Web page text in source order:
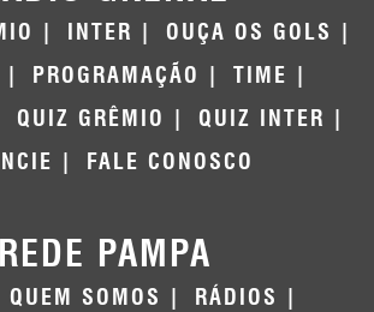
INTER
OUÇA OS GOLS
PROGRAMAÇÃO
TIME
QUIZ GRÊMIO
QUIZ INTER
FALE CONOSCO
REDE PAMPA
QUEM SOMOS
RÁDIOS